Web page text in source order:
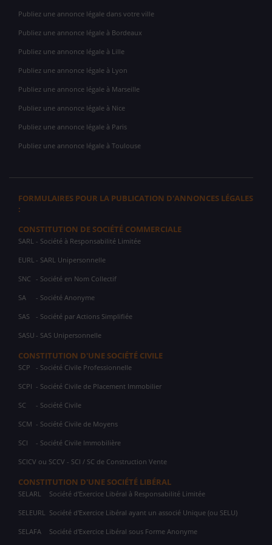
Publiez une annonce légale dans votre ville
Publiez une annonce légale à Bordeaux
Publiez une annonce légale à Lille
Publiez une annonce légale à Lyon
Publiez une annonce légale à Marseille
Publiez une annonce légale à Nice
Publiez une annonce légale à Paris
Publiez une annonce légale à Toulouse
FORMULAIRES POUR LA PUBLICATION D'ANNONCES LÉGALES
:
CONSTITUTION DE SOCIÉTÉ COMMERCIALE
SARL - Société à Responsabilité Limitée
EURL - SARL Unipersonnelle
SNC - Société en Nom Collectif
SA - Société Anonyme
SAS - Société par Actions Simplifiée
SASU - SAS Unipersonnelle
CONSTITUTION D'UNE SOCIÉTÉ CIVILE
SCP - Société Civile Professionnelle
SCPI - Société Civile de Placement Immobilier
SC - Société Civile
SCM - Société Civile de Moyens
SCI - Société Civile Immobilière
SCICV ou SCCV - SCI / SC de Construction Vente
CONSTITUTION D'UNE SOCIÉTÉ LIBÉRAL
SELARL Société d'Exercice Libéral à Responsabilité Limitée
SELEURL Société d'Exercice Libéral ayant un associé Unique (ou SELU)
SELAFA Société d'Exercice Libéral sous Forme Anonyme